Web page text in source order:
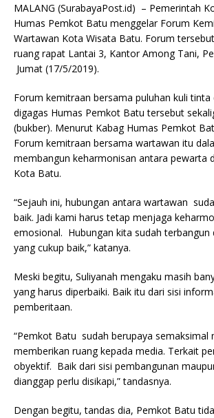
MALANG (SurabayaPost.id) – Pemerintah
Humas Pemkot Batu menggelar Forum
Wartawan Kota Wisata Batu. Forum
ruang rapat Lantai 3, Kantor Among Tani,
Jumat (17/5/2019).
Forum kemitraan bersama puluhan kuli
digagas Humas Pemkot Batu tersebut
(bukber). Menurut Kabag Humas Pemkot
Forum kemitraan bersama wartawan itu
membangun keharmonisan antara pewarta
Kota Batu.
“Sejauh ini, hubungan antara wartawan
baik. Jadi kami harus tetap menjaga
emosional. Hubungan kita sudah terbangun
yang cukup baik,” katanya.
Meski begitu, Suliyanah mengaku masih
yang harus diperbaiki. Baik itu dari sisi
pemberitaan.
“Pemkot Batu sudah berupaya semaksimal
memberikan ruang kepada media. Terkait
obyektif. Baik dari sisi pembangunan
dianggap perlu disikapi,” tandasnya.
Dengan begitu, tandas dia, Pemkot Batu